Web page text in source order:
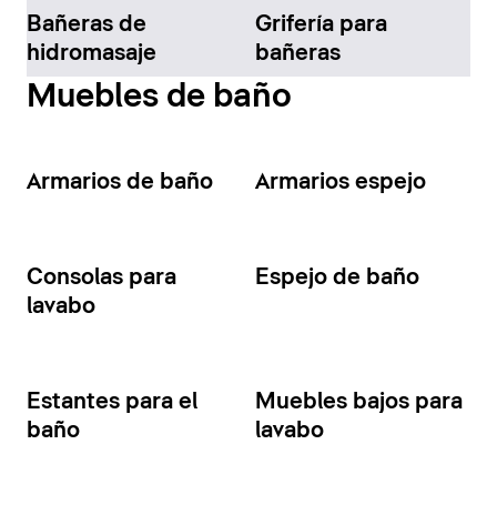
Bañeras de
hidromasaje
Grifería para
bañeras
Muebles de baño
Armarios de baño Armarios espejo
Consolas para
lavabo
Espejo de baño
Estantes para el
baño
Muebles bajos para
lavabo